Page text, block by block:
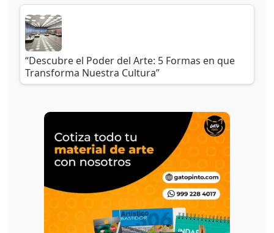
“Descubre el Poder del Arte: 5 Formas en que
Transforma Nuestra Cultura”